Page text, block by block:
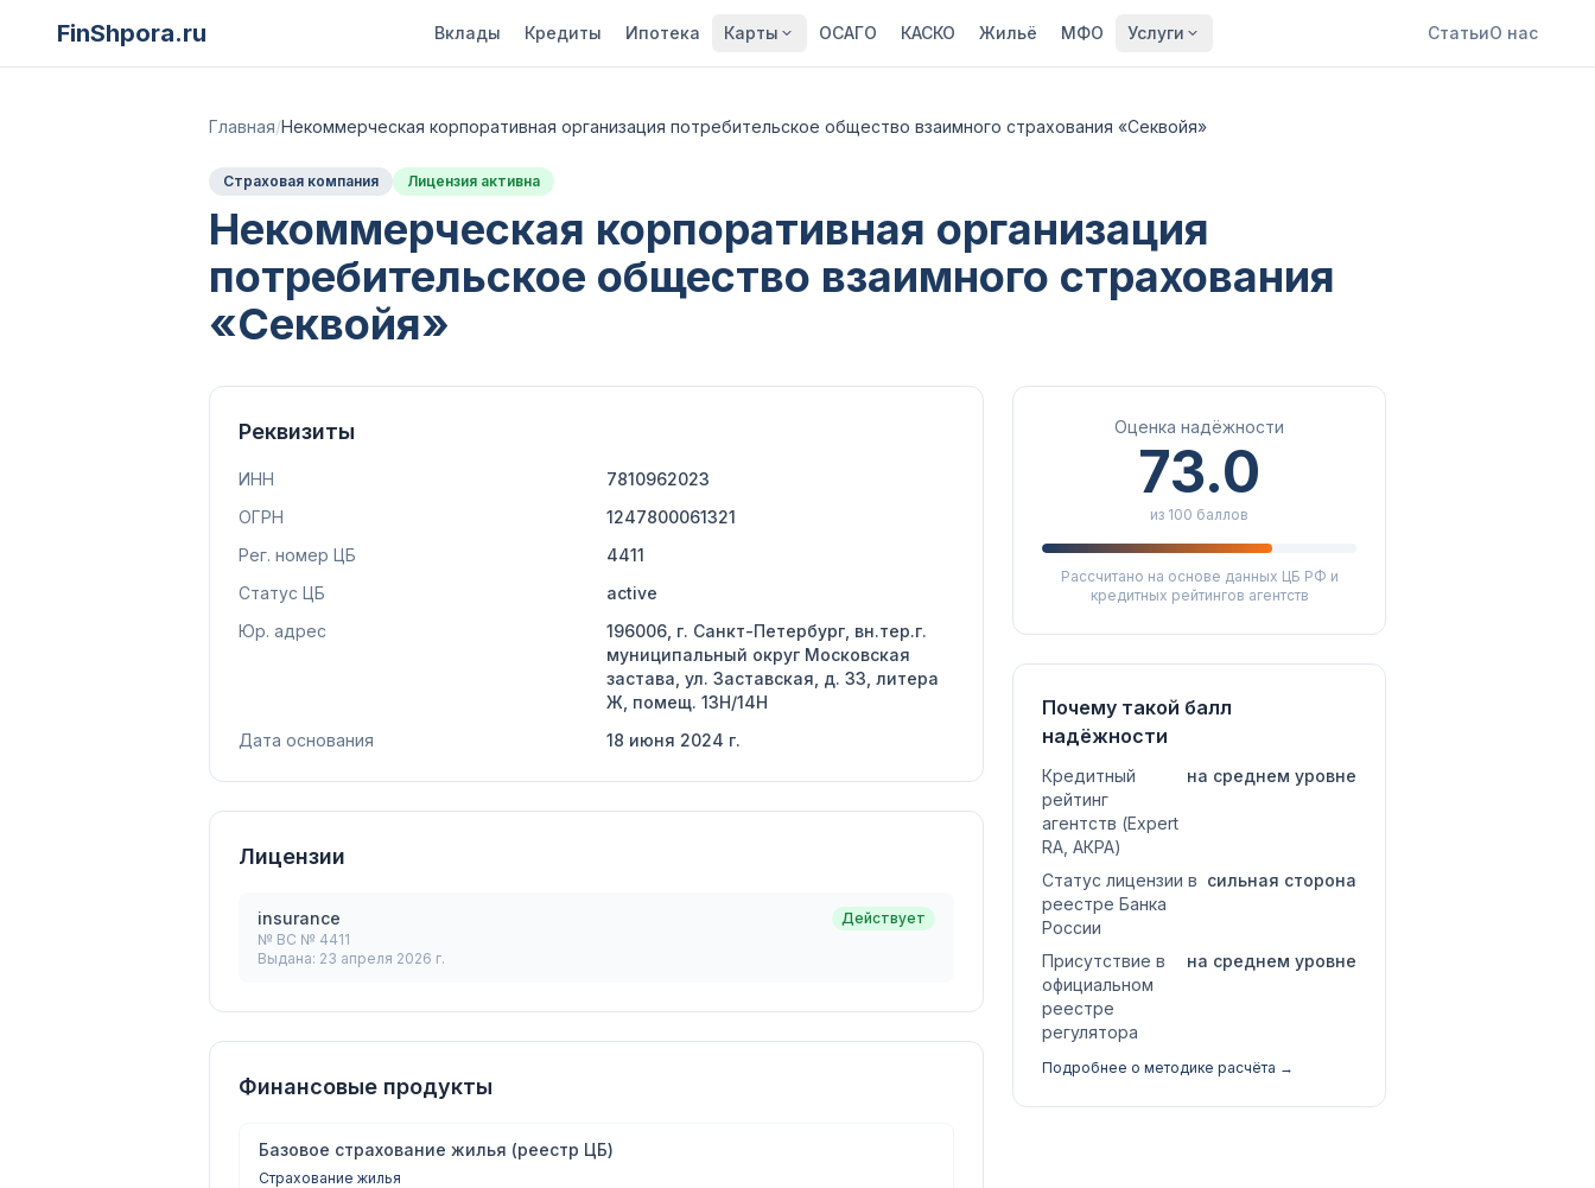
FinShpora.ru Вклады Кредиты Ипотека Карты ОСАГО КАСКО Жильё МФО Услуги СтатьиО нас
Главная/Некоммерческая корпоративная организация потребительское общество взаимного страхования «Секвойя»
Страховая компания Лицензия активна
Некоммерческая корпоративная организация
потребительское общество взаимного страхования
«Секвойя»
Реквизиты
ИНН
7810962023
ОГРН
1247800061321
Рег. номер ЦБ
4411
Статус ЦБ
active
Юр. адрес
196006, г. Санкт-Петербург, вн.тер.г.
муниципальный округ Московская
застава, ул. Заставская, д. 33, литера
Ж, помещ. 13Н/14Н
Дата основания
18 июня 2024 г.
Лицензии
insurance
№ ВС № 4411
Выдана: 23 апреля 2026 г.
Действует
Финансовые продукты
Базовое страхование жилья (реестр ЦБ)
Страхование жилья
Оценка надёжности
73.0
из 100 баллов
Рассчитано на основе данных ЦБ РФ и
кредитных рейтингов агентств
Почему такой балл
надёжности
Кредитный
рейтинг
агентств (Expert
RA, АКРА)
на среднем уровне
Статус лицензии в
реестре Банка
России
сильная сторона
Присутствие в
официальном
реестре
регулятора
на среднем уровне
Подробнее о методике расчёта →